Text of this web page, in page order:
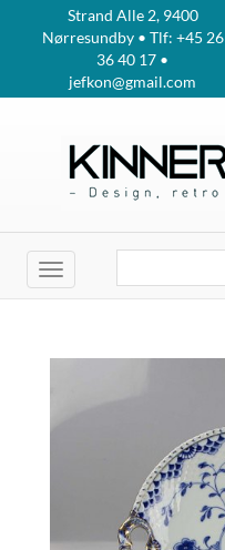
Strand Alle 2, 9400
Nørresundby • Tlf: +45 26
36 40 17 •
jefkon@gmail.com
Toggle
navigation